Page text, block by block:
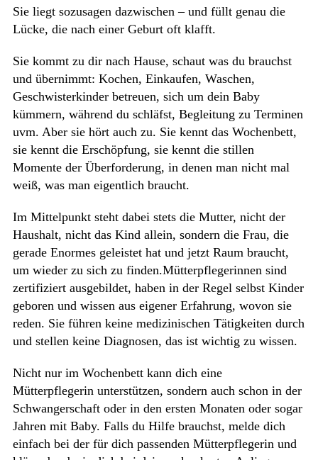
Sie liegt sozusagen dazwischen – und füllt genau die
Lücke, die nach einer Geburt oft klafft.
Sie kommt zu dir nach Hause, schaut was du brauchst
und übernimmt: Kochen, Einkaufen, Waschen,
Geschwisterkinder betreuen, sich um dein Baby
kümmern, während du schläfst, Begleitung zu Terminen
uvm. Aber sie hört auch zu. Sie kennt das Wochenbett,
sie kennt die Erschöpfung, sie kennt die stillen
Momente der Überforderung, in denen man nicht mal
weiß, was man eigentlich braucht.
Im Mittelpunkt steht dabei stets die Mutter, nicht der
Haushalt, nicht das Kind allein, sondern die Frau, die
gerade Enormes geleistet hat und jetzt Raum braucht,
um wieder zu sich zu finden.Mütterpflegerinnen sind
zertifiziert ausgebildet, haben in der Regel selbst Kinder
geboren und wissen aus eigener Erfahrung, wovon sie
reden. Sie führen keine medizinischen Tätigkeiten durch
und stellen keine Diagnosen, das ist wichtig zu wissen.
Nicht nur im Wochenbett kann dich eine
Mütterpflegerin unterstützen, sondern auch schon in der
Schwangerschaft oder in den ersten Monaten oder sogar
Jahren mit Baby. Falls du Hilfe brauchst, melde dich
einfach bei der für dich passenden Mütterpflegerin und